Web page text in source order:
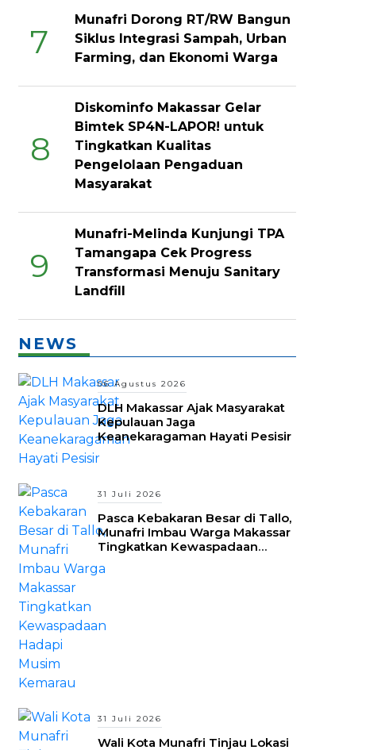
7
Munafri Dorong RT/RW Bangun
Siklus Integrasi Sampah, Urban
Farming, dan Ekonomi Warga
8
Diskominfo Makassar Gelar
Bimtek SP4N-LAPOR! untuk
Tingkatkan Kualitas
Pengelolaan Pengaduan
Masyarakat
9
Munafri-Melinda Kunjungi TPA
Tamangapa Cek Progress
Transformasi Menuju Sanitary
Landfill
NEWS
06 Agustus 2026
DLH Makassar Ajak Masyarakat
Kepulauan Jaga
Keanekaragaman Hayati Pesisir
31 Juli 2026
Pasca Kebakaran Besar di Tallo,
Munafri Imbau Warga Makassar
Tingkatkan Kewaspadaan
31 Juli 2026
Wali Kota Munafri Tinjau Lokasi